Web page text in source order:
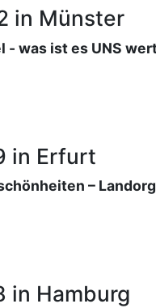
in Münster
- was ist es UNS
in Erfurt
–
in Hamburg